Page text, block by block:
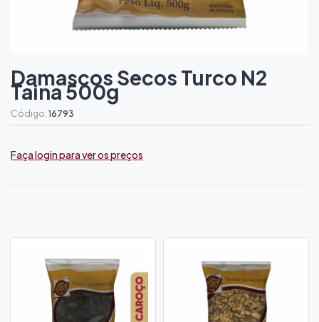
Damascos Secos Turco N2
Taina 500g
Código: 16793
Faça login para ver os preços